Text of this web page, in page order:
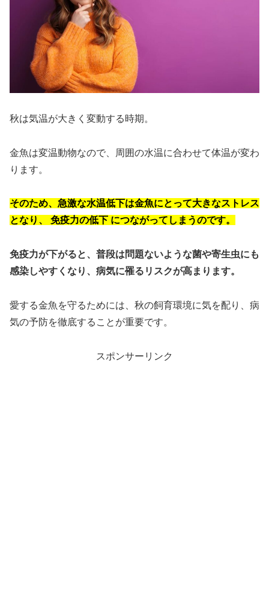
秋は気温が大きく変動する時期。
金魚は変温動物なので、周囲の水温に合わせて体温が変わ
ります。
そのため、急激な水温低下は金魚にとって大きなストレス
となり、 免疫力の低下 につながってしまうのです。
免疫力が下がると、普段は問題ないような菌や寄生虫にも
感染しやすくなり、病気に罹るリスクが高まります。
愛する金魚を守るためには、秋の飼育環境に気を配り、病
気の予防を徹底することが重要です。
スポンサーリンク